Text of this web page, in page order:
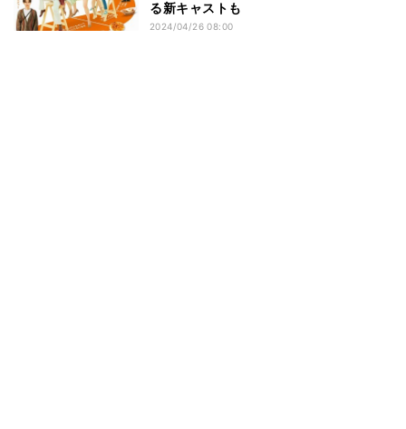
る新キャストも
2024/04/26 08:00